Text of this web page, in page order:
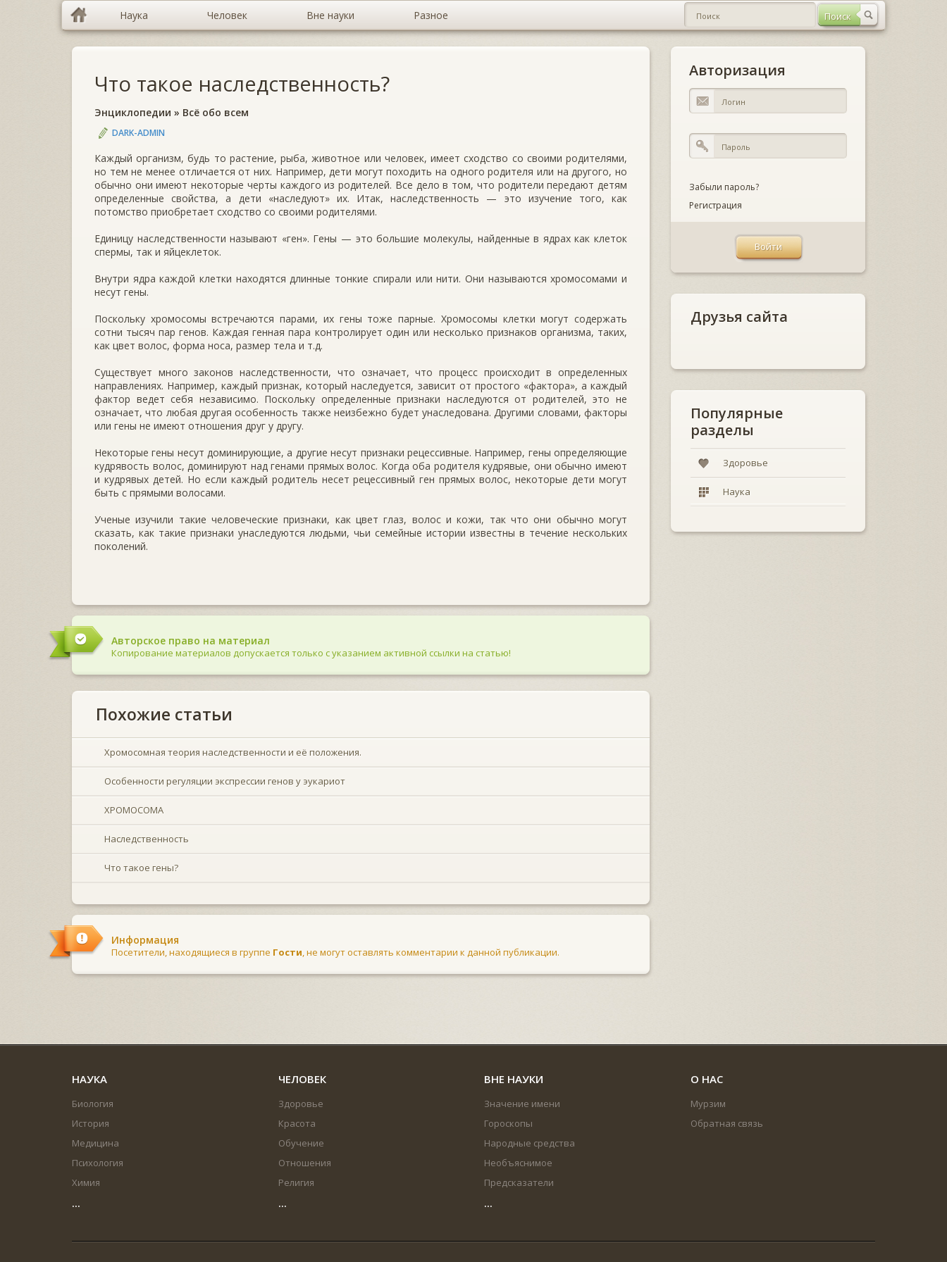
Наука Человек Вне науки Разное
Что такое наследственность?
Энциклопедии » Всё обо всем
DARK-ADMIN
Каждый организм, будь то растение, рыба, жи­вотное или человек, имеет сходство со своими ро­дителями,
но тем не менее отличается от них. На­пример, дети могут походить на одного родителя или на другого, но
обычно они имеют некоторые черты каждого из родителей. Все дело в том, что родители передают детям
определенные свойства, а дети «наследуют» их. Итак, наследственность — это изучение того, как
потомство приобретает сходство со своими родителями.
Единицу наследственности называют «ген». Ге­ны — это большие молекулы, найденные в ядрах как клеток
спермы, так и яйцеклеток.
Внутри ядра каждой клетки находятся длинные тонкие спирали или нити. Они называются хро­мосомами и
несут гены.
Поскольку хромосомы встречаются парами, их гены тоже парные. Хромосомы клетки могут со­держать
сотни тысяч пар генов. Каждая генная пара контролирует один или несколько признаков организма, таких,
как цвет волос, форма носа, размер тела и т.д.
Существует много законов наследственности, что означает, что процесс происходит в опреде­ленных
направлениях. Например, каждый при­знак, который наследуется, зависит от простого «фактора», а каждый
фактор ведет себя независи­мо. Поскольку определенные признаки наследуются от родителей, это не
означает, что любая другая особенность также неизбежно будет унас­ледована. Другими словами, факторы
или гены не имеют отношения друг у другу.
Некоторые гены несут доминирующие, а дру­гие несут признаки рецессивные. Например, гены определяющие
кудрявость волос, доминируют над генами прямых волос. Когда оба родителя кудря­вые, они обычно имеют
и кудрявых детей. Но ес­ли каждый родитель несет рецессивный ген пря­мых волос, некоторые дети могут
быть с прямыми волосами.
Ученые изучили такие человеческие признаки, как цвет глаз, волос и кожи, так что они обычно могут
сказать, как такие признаки унаследуются людьми, чьи семейные истории известны в тече­ние нескольких
поколений.
Авторское право на материал
Копирование материалов допускается только с указанием активной ссылки на статью!
Похожие статьи
Хромосомная теория наследственности и её положения.
Особенности регуляции экспрессии генов у эукариот
ХРОМОСОМА
Наследственность
Что такое гены?
Информация
Посетители, находящиеся в группе Гости, не могут оставлять комментарии к данной публикации.
Авторизация
Забыли пароль?
Регистрация
Друзья сайта
Популярные
разделы
Здоровье
Наука
НАУКА
Биология
История
Медицина
Психология
Химия
...
ЧЕЛОВЕК
Здоровье
Красота
Обучение
Отношения
Религия
...
ВНЕ НАУКИ
Значение имени
Гороскопы
Народные средства
Необъяснимое
Предсказатели
...
О НАС
Мурзим
Обратная связь